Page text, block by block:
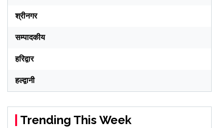
श्रीनगर
सम्पादकीय
हरिद्वार
हल्द्वानी
Trending This Week